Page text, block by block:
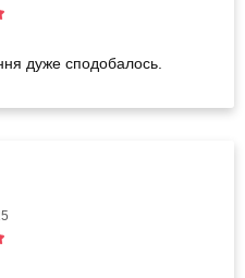
дуже сподобалось.